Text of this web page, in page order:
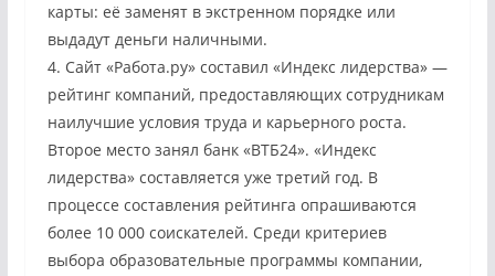
карты: её заменят в экстренном порядке или
выдадут деньги наличными.
4. Сайт «Работа.ру» составил «Индекс лидерства» —
рейтинг компаний, предоставляющих сотрудникам
наилучшие условия труда и карьерного роста.
Второе место занял банк «ВТБ24». «Индекс
лидерства» составляется уже третий год. В
процессе составления рейтинга опрашиваются
более 10 000 соискателей. Среди критериев
выбора образовательные программы компании,